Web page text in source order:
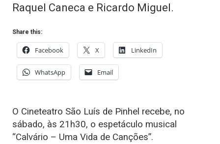
Raquel Caneca e Ricardo Miguel.
Share this:
Facebook X LinkedIn
WhatsApp Email
O Cineteatro São Luís de Pinhel recebe, no
sábado, às 21h30, o espetáculo musical
“Calvário – Uma Vida de Canções”.